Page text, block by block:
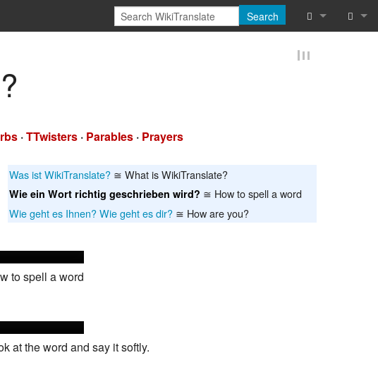
Search
·TTwisters · Parables · Prayers
Was ist WikiTranslate? ≅ What is WikiTranslate?
Wie ein Wort richtig geschrieben wird? ≅ How to spell a word
Wie geht es Ihnen? Wie geht es dir? ≅ How are you?
to spell a word
at the word and say it softly.